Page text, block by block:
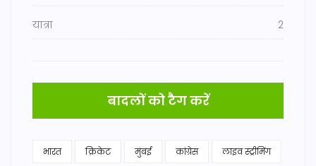
यात्रा 2
बादलों को टैग करें
भारत क्रिकेट मुंबई कांग्रेस लाइव स्ट्रीमिंग